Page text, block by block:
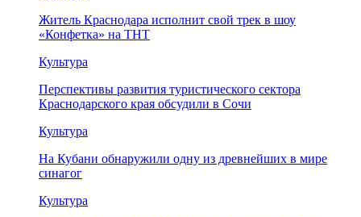
Житель Краснодара исполнит свой трек в шоу
«Конфетка» на ТНТ
Культура
Перспективы развития туристического сектора
Краснодарского края обсудили в Сочи
Культура
На Кубани обнаружили одну из древнейших в мире
синагог
Культура